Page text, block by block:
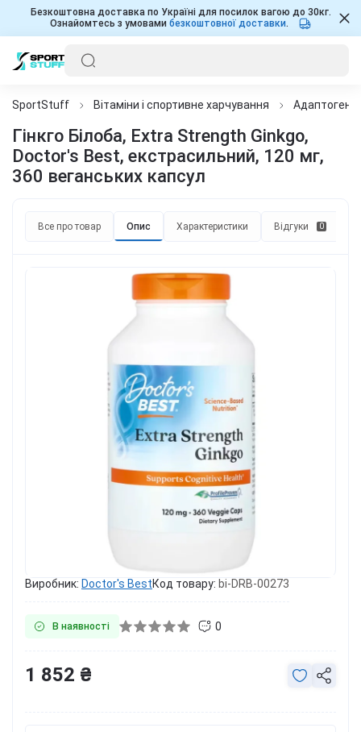
Безкоштовна доставка по Україні для посилок вагою до 30кг.
Ознайомтесь з умовами безкоштовної доставки.
SportStuff Вітаміни і спортивне харчування Адаптогени
Гінкго Білоба, Extra Strength Ginkgo,
Doctor's Best, екстрасильний, 120 мг,
360 веганських капсул
Все про товар Опис Характеристики Відгуки 0
Виробник: Doctor's BestКод товару: bi-DRB-00273
В наявності 0
1 852 ₴